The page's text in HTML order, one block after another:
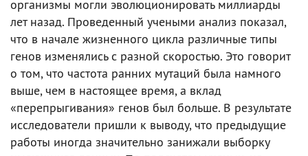
организмы могли эволюционировать миллиарды
лет назад. Проведенный учеными анализ показал,
что в начале жизненного цикла различные типы
генов изменялись с разной скоростью. Это говорит
о том, что частота ранних мутаций была намного
выше, чем в настоящее время, а вклад
«перепрыгивания» генов был больше. В результате
исследователи пришли к выводу, что предыдущие
работы иногда значительно занижали выборку